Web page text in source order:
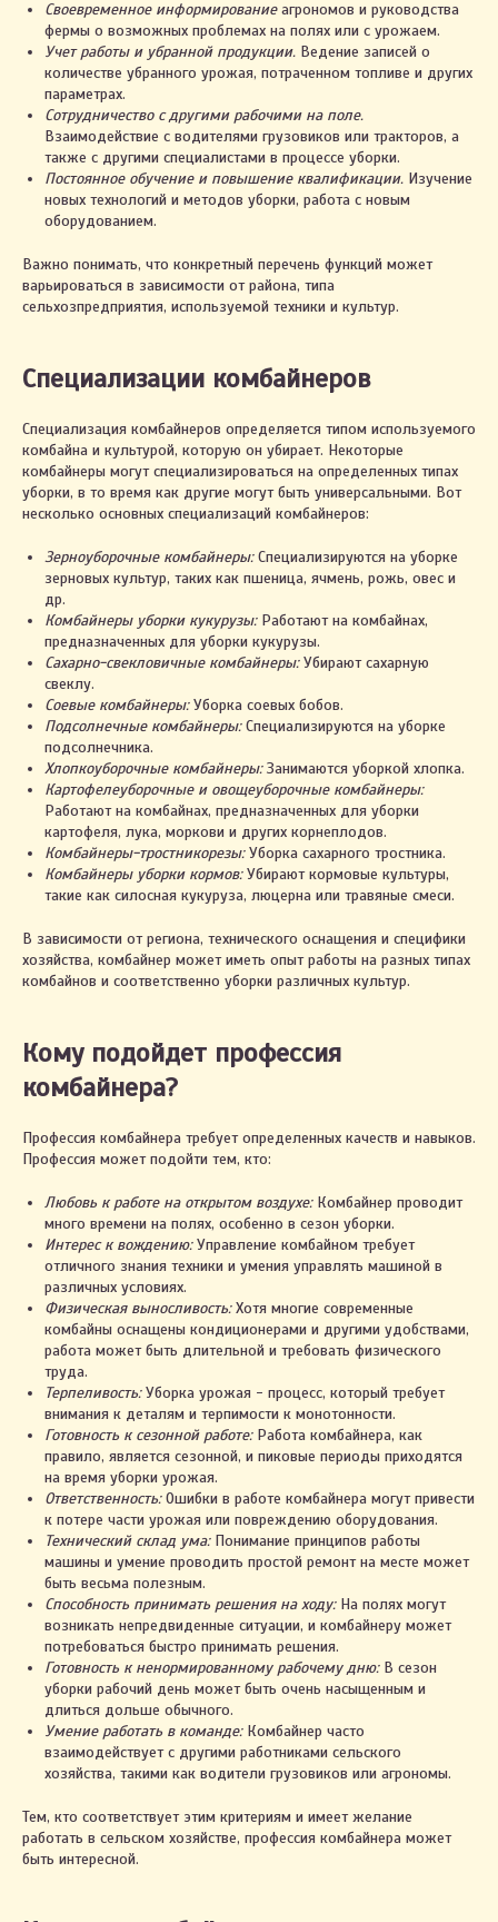
Своевременное информированиеагрономов и руководства
фермы о возможных проблемах на полях или с урожаем.
Учет работы и убранной продукции. Ведение записей о
количестве убранного урожая, потраченном топливе и других
параметрах.
Сотрудничество с другими рабочими на поле.
Взаимодействие с водителями грузовиков или тракторов, а
также с другими специалистами в процессе уборки.
Постоянное обучение и повышение квалификации. Изучение
новых технологий и методов уборки, работа с новым
оборудованием.
Важно понимать, что конкретный перечень функций может
варьироваться в зависимости от района, типа
сельхозпредприятия, используемой техники и культур.
Специализации комбайнеров
Специализация комбайнеров определяется типом используемого
комбайна и культурой, которую он убирает. Некоторые
комбайнеры могут специализироваться на определенных типах
уборки, в то время как другие могут быть универсальными. Вот
несколько основных специализаций комбайнеров:
Зерноуборочные комбайнеры:Специализируются на уборке
зерновых культур, таких как пшеница, ячмень, рожь, овес и
др.
Комбайнеры уборки кукурузы:Работают на комбайнах,
предназначенных для уборки кукурузы.
Сахарно-свекловичные комбайнеры:Убирают сахарную
свеклу.
Соевые комбайнеры:Уборка соевых бобов.
Подсолнечные комбайнеры:Специализируются на уборке
подсолнечника.
Хлопкоуборочные комбайнеры:Занимаются уборкой хлопка.
Картофелеуборочные и овощеуборочные комбайнеры:
Работают на комбайнах, предназначенных для уборки
картофеля, лука, моркови и других корнеплодов.
Комбайнеры-тростникорезы:Уборка сахарного тростника.
Комбайнеры уборки кормов:Убирают кормовые культуры,
такие как силосная кукуруза, люцерна или травяные смеси.
В зависимости от региона, технического оснащения и специфики
хозяйства, комбайнер может иметь опыт работы на разных типах
комбайнов и соответственно уборки различных культур.
Кому подойдет профессия
комбайнера?
Профессия комбайнера требует определенных качеств и навыков.
Профессия может подойти тем, кто:
Любовь к работе на открытом воздухе:Комбайнер проводит
много времени на полях, особенно в сезон уборки.
Интерес к вождению:Управление комбайном требует
отличного знания техники и умения управлять машиной в
различных условиях.
Физическая выносливость:Хотя многие современные
комбайны оснащены кондиционерами и другими удобствами,
работа может быть длительной и требовать физического
труда.
Терпеливость:Уборка урожая - процесс, который требует
внимания к деталям и терпимости к монотонности.
Готовность к сезонной работе:Работа комбайнера, как
правило, является сезонной, и пиковые периоды приходятся
на время уборки урожая.
Ответственность:Ошибки в работе комбайнера могут привести
к потере части урожая или повреждению оборудования.
Технический склад ума:Понимание принципов работы
машины и умение проводить простой ремонт на месте может
быть весьма полезным.
Способность принимать решения на ходу:На полях могут
возникать непредвиденные ситуации, и комбайнеру может
потребоваться быстро принимать решения.
Готовность к ненормированному рабочему дню:В сезон
уборки рабочий день может быть очень насыщенным и
длиться дольше обычного.
Умение работать в команде:Комбайнер часто
взаимодействует с другими работниками сельского
хозяйства, такими как водители грузовиков или агрономы.
Тем, кто соответствует этим критериям и имеет желание
работать в сельском хозяйстве, профессия комбайнера может
быть интересной.